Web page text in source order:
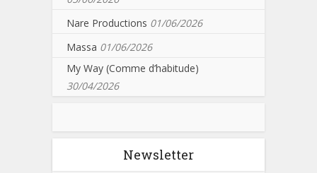
Nare Productions 01/06/2026
Massa 01/06/2026
My Way (Comme d’habitude)
30/04/2026
Newsletter